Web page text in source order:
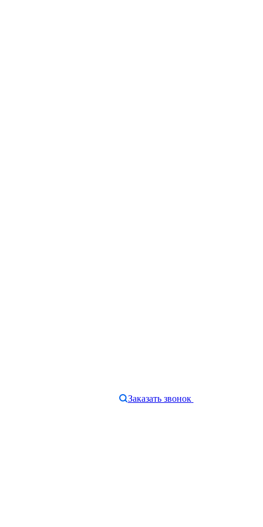
Заказать звонок